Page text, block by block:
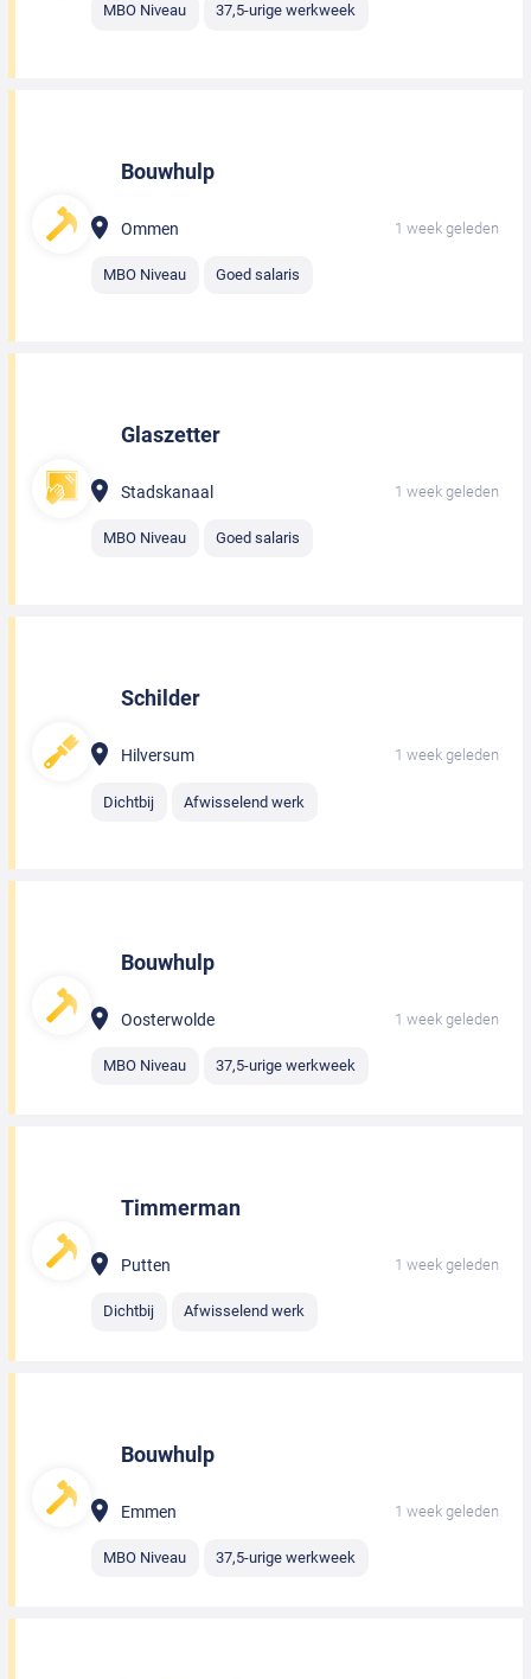
MBO Niveau 37,5-urige werkweek
Bouwhulp
Ommen 1 week geleden
MBO Niveau Goed salaris
Glaszetter
Stadskanaal 1 week geleden
MBO Niveau Goed salaris
Schilder
Hilversum 1 week geleden
Dichtbij Afwisselend werk
Bouwhulp
Oosterwolde 1 week geleden
MBO Niveau 37,5-urige werkweek
Timmerman
Putten 1 week geleden
Dichtbij Afwisselend werk
Bouwhulp
Emmen 1 week geleden
MBO Niveau 37,5-urige werkweek